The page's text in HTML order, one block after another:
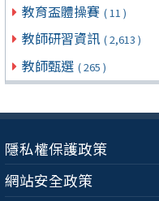
教育盃體操賽 ( 11 )
教師研習資訊 ( 2,613 )
教師甄選 ( 265 )
隱私權保護政策
網站安全政策